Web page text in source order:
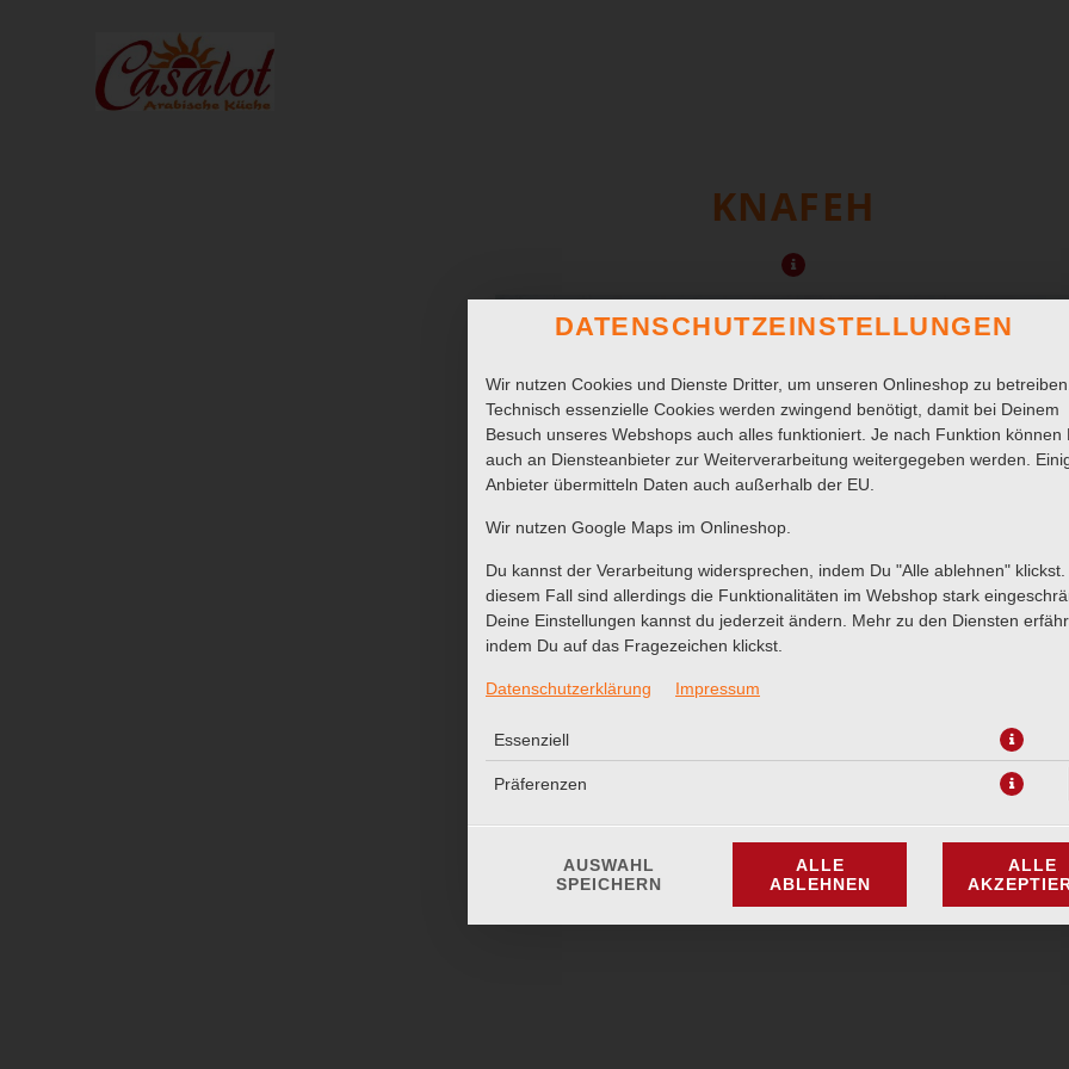
KNAFEH
Fadenteig geröstet mit süßem Akkawi-Käse, garniert mit Pistazien und
* Die Preise können nach Auswahl des Stores variieren.
DATENSCHUTZEINSTELLUNGEN
Wir nutzen Cookies und Dienste Dritter, um unseren Onlineshop zu betreiben.
Technisch essenzielle Cookies werden zwingend benötigt, damit bei Deinem
Besuch unseres Webshops auch alles funktioniert. Je nach Funktion können
auch an Diensteanbieter zur Weiterverarbeitung weitergegeben werden.
Anbieter übermitteln Daten auch außerhalb der EU.
Wir nutzen Google Maps im Onlineshop.
Du kannst der Verarbeitung widersprechen, indem Du "Alle ablehnen" klickst.
diesem Fall sind allerdings die Funktionalitäten im Webshop stark
Deine Einstellungen kannst du jederzeit ändern. Mehr zu den Diensten
indem Du auf das Fragezeichen klickst.
Datenschutzerklärung Impressum
Essenziell
Präferenzen
AUSWAHL
SPEICHERN
ALLE
ABLEHNEN
ALLE